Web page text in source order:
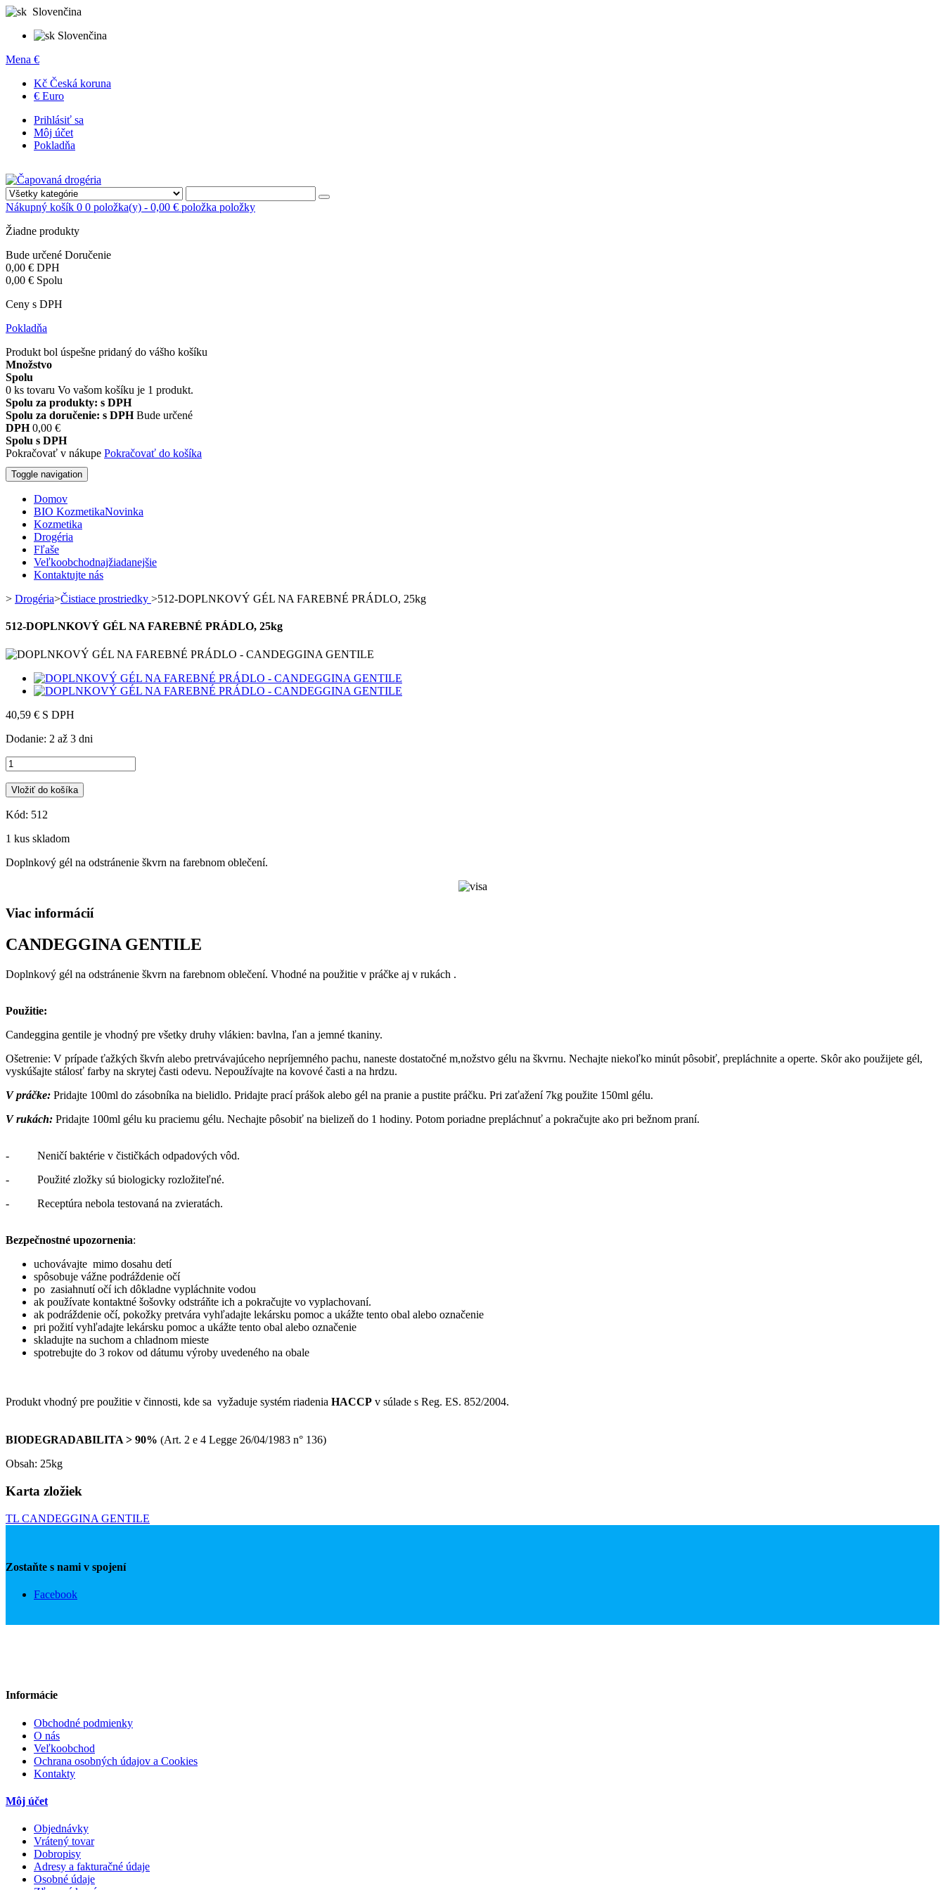
Slovenčina
Slovenčina
Mena €
Kč Česká koruna
€ Euro
Prihlásiť sa
Môj účet
Pokladňa
Nákupný košík 0 0 položka(y) - 0,00 € položka položky
Žiadne produkty
Bude určené Doručenie
0,00 € DPH
0,00 € Spolu
Ceny s DPH
Pokladňa
Produkt bol úspešne pridaný do vášho košíku
Množstvo
Spolu
0 ks tovaru Vo vašom košíku je 1 produkt.
Spolu za produkty: s DPH
Spolu za doručenie: s DPHBude určené
DPH 0,00 €
Spolu s DPH
Pokračovať v nákupe Pokračovať do košíka
Toggle navigation
Domov
BIO KozmetikaNovinka
Kozmetika
Drogéria
Fľaše
Veľkoobchodnajžiadanejšie
Kontaktujte nás
> Drogéria>Čistiace prostriedky >512-DOPLNKOVÝ GÉL NA FAREBNÉ PRÁDLO, 25kg
512-DOPLNKOVÝ GÉL NA FAREBNÉ PRÁDLO, 25kg
40,59 € S DPH
Dodanie: 2 až 3 dni
Vložiť do košíka
Kód: 512
1 kus skladom
Doplnkový gél na odstránenie škvrn na farebnom oblečení.
Viac informácií
CANDEGGINA GENTILE
Doplnkový gél na odstránenie škvrn na farebnom oblečení. Vhodné na použitie v práčke aj v rukách .
Použitie:
Candeggina gentile je vhodný pre všetky druhy vlákien: bavlna, ľan a jemné tkaniny.
Ošetrenie: V prípade ťažkých škvŕn alebo pretrvávajúceho nepríjemného pachu, naneste dostatočné m,nožstvo gélu na škvrnu. Nechajte niekoľko minút pôsobiť, prepláchnite a operte. Skôr ako použijete gél,
vyskúšajte stálosť farby na skrytej časti odevu. Nepoužívajte na kovové časti a na hrdzu.
V práčke: Pridajte 100ml do zásobníka na bielidlo. Pridajte prací prášok alebo gél na pranie a pustite práčku. Pri zaťažení 7kg použite 150ml gélu.
V rukách: Pridajte 100ml gélu ku praciemu gélu. Nechajte pôsobiť na bielizeň do 1 hodiny. Potom poriadne prepláchnuť a pokračujte ako pri bežnom praní.
-
Neničí baktérie v čističkách odpadových vôd.
-
Použité zložky sú biologicky rozložiteľné.
-
Receptúra nebola testovaná na zvieratách.
Bezpečnostné upozornenia:
uchovávajte mimo dosahu detí
spôsobuje vážne podráždenie očí
po zasiahnutí očí ich dôkladne vypláchnite vodou
ak používate kontaktné šošovky odstráňte ich a pokračujte vo vyplachovaní.
ak podráždenie očí, pokožky pretvára vyhľadajte lekársku pomoc a ukážte tento obal alebo označenie
pri požití vyhľadajte lekársku pomoc a ukážte tento obal alebo označenie
skladujte na suchom a chladnom mieste
spotrebujte do 3 rokov od dátumu výroby uvedeného na obale
Produkt vhodný pre použitie v činnosti, kde sa vyžaduje systém riadenia HACCP v súlade s Reg. ES. 852/2004.
BIODEGRADABILITA > 90% (Art. 2 e 4 Legge 26/04/1983 n° 136)
Obsah: 25kg
Karta zložiek
TL CANDEGGINA GENTILE
Zostaňte s nami v spojení
Facebook
Informácie
Obchodné podmienky
O nás
Veľkoobchod
Ochrana osobných údajov a Cookies
Kontakty
Môj účet
Objednávky
Vrátený tovar
Dobropisy
Adresy a fakturačné údaje
Osobné údaje